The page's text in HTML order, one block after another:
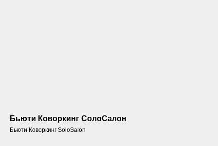
Бьюти Коворкинг СолоСалон
Бьюти Коворкинг SoloSalon